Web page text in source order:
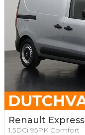
Renault Express
1.5DCi 95PK Comfort